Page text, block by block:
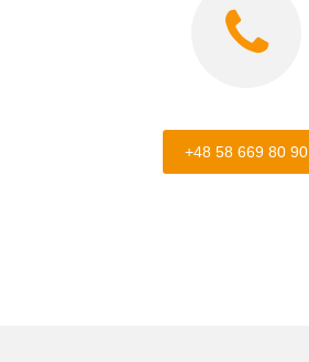
+48 58 669 80 90